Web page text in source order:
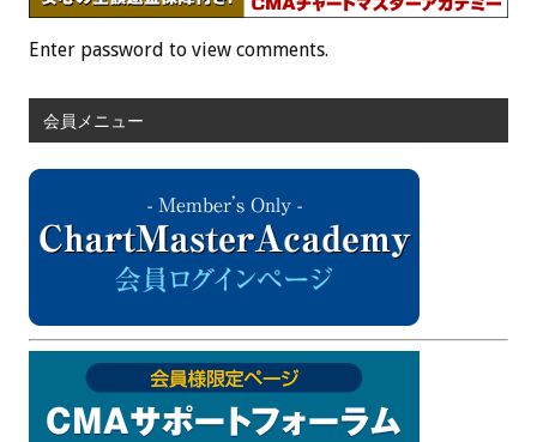
Enter password to view comments.
会員メニュー